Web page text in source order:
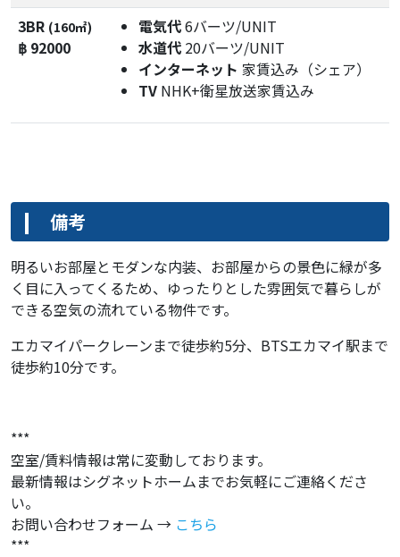
3BR (160㎡)
฿ 92000
電気代6バーツ/UNIT
水道代 20バーツ/UNIT
インターネット 家賃込み（シェア）
TV NHK+衛星放送家賃込み
備考
明るいお部屋とモダンな内装、お部屋からの景色に緑が多
く目に入ってくるため、ゆったりとした雰囲気で暮らしが
できる空気の流れている物件です。
エカマイパークレーンまで徒歩約5分、BTSエカマイ駅まで
徒歩約10分です。
***
空室/賃料情報は常に変動しております。
最新情報はシグネットホームまでお気軽にご連絡くださ
い。
お問い合わせフォーム → こちら
***